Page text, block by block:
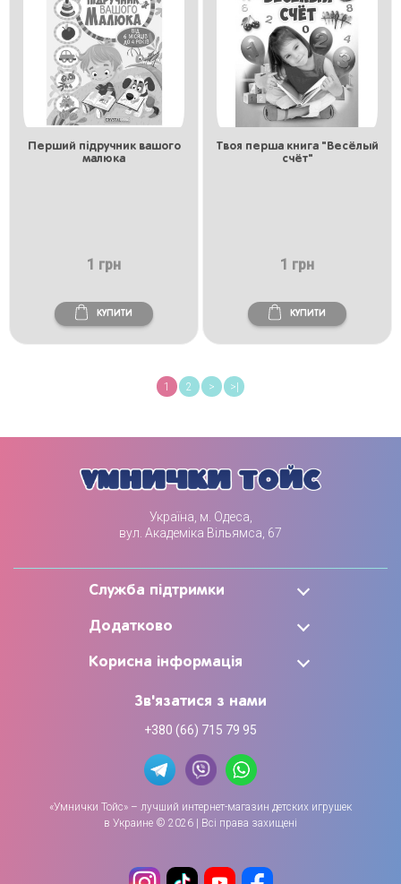
Перший підручник вашого
малюка
1 грн
КУПИТИ
Твоя перша книга "Весёлый
счёт"
1 грн
КУПИТИ
1 2 > >|
Україна, м. Одеса,
вул. Академіка Вільямса, 67
Служба підтримки
Додатково
Корисна інформація
Зв'язатися з нами
+380 (66) 715 79 95
«Умнички Тойс» – лучший интернет-магазин детских игрушек
в Украине © 2026 | Всі права захищені